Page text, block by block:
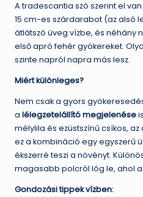
A tradescantia szó szerint el
15 cm-es szárdarabot (az alsó
átlátszó üveg vízbe, és néhány
első apró fehér gyökereket.
szinte napról napra más lesz.
Miért különleges?
Nem csak a gyors
a lélegzetelállító megjelenése
mélylila és ezüstszínű csíkos,
ez a kombináció egy egyszerű
ékszerré teszi a növényt.
magasabb polcról lóg le, ahol
Gondozási tippek vízben: